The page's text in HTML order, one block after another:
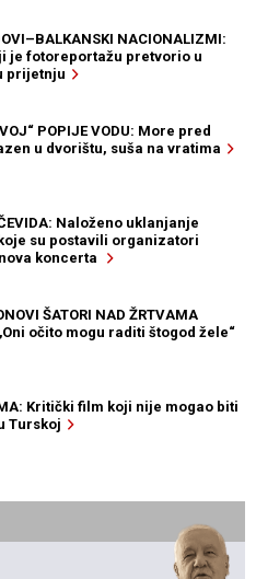
NACIONALIZMI:
je fotoreportažu pretvorio u
prijetnju
POPIJE VODU: More pred
u dvorištu, suša na vratima
Naloženo uklanjanje
su postavili organizatori
koncerta
ŠATORI NAD ŽRTVAMA
„Oni očito mogu raditi štogod žele“
Kritički film koji nije mogao biti
Turskoj